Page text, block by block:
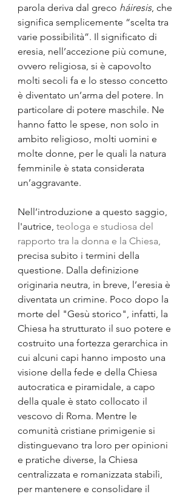
parola deriva dal greco háiresis, che
significa semplicemente “scelta tra
varie possibilità”. Il significato di
eresia, nell’accezione più comune,
ovvero religiosa, si è capovolto
molti secoli fa e lo stesso concetto
è diventato un’arma del potere. In
particolare di potere maschile. Ne
hanno fatto le spese, non solo in
ambito religioso, molti uomini e
molte donne, per le quali la natura
femminile è stata considerata
un’aggravante.
Nell’introduzione a questo saggio,
l'autrice, teologa e studiosa del
rapporto tra la donna e la Chiesa,
precisa subito i termini della
questione. Dalla definizione
originaria neutra, in breve, l’eresia è
diventata un crimine. Poco dopo la
morte del "Gesù storico", infatti, la
Chiesa ha strutturato il suo potere e
costruito una fortezza gerarchica in
cui alcuni capi hanno imposto una
visione della fede e della Chiesa
autocratica e piramidale, a capo
della quale è stato collocato il
vescovo di Roma. Mentre le
comunità cristiane primigenie si
distinguevano tra loro per opinioni
e pratiche diverse, la Chiesa
centralizzata e romanizzata stabilì,
per mantenere e consolidare il